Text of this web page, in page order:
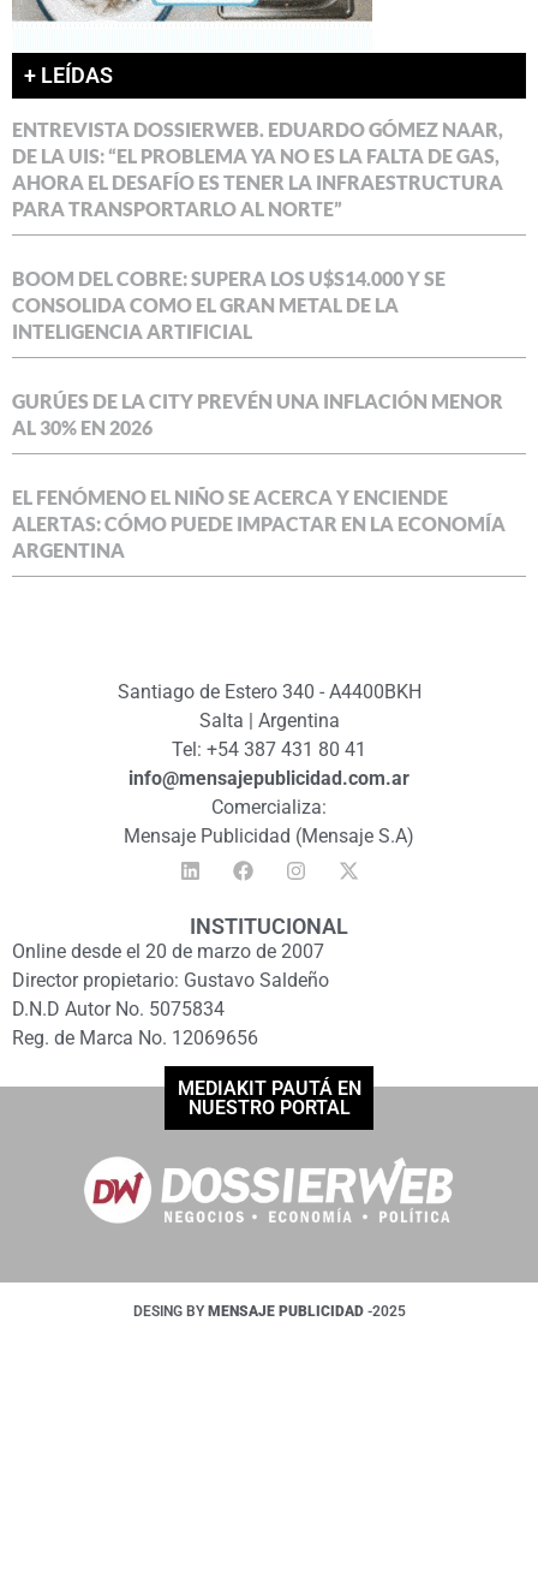
+ LEÍDAS
ENTREVISTA DOSSIERWEB. EDUARDO GÓMEZ NAAR,
DE LA UIS: “EL PROBLEMA YA NO ES LA FALTA DE GAS,
AHORA EL DESAFÍO ES TENER LA INFRAESTRUCTURA
PARA TRANSPORTARLO AL NORTE”
BOOM DEL COBRE: SUPERA LOS U$S14.000 Y SE
CONSOLIDA COMO EL GRAN METAL DE LA
INTELIGENCIA ARTIFICIAL
GURÚES DE LA CITY PREVÉN UNA INFLACIÓN MENOR
AL 30% EN 2026
EL FENÓMENO EL NIÑO SE ACERCA Y ENCIENDE
ALERTAS: CÓMO PUEDE IMPACTAR EN LA ECONOMÍA
ARGENTINA
Santiago de Estero 340 - A4400BKH
Salta | Argentina
Tel: +54 387 431 80 41
info@mensajepublicidad.com.ar
Comercializa:
Mensaje Publicidad (Mensaje S.A)
INSTITUCIONAL
Online desde el 20 de marzo de 2007
Director propietario: Gustavo Saldeño
D.N.D Autor No. 5075834
Reg. de Marca No. 12069656
MEDIAKIT PAUTÁ EN
NUESTRO PORTAL
DESING BY MENSAJE PUBLICIDAD -2025